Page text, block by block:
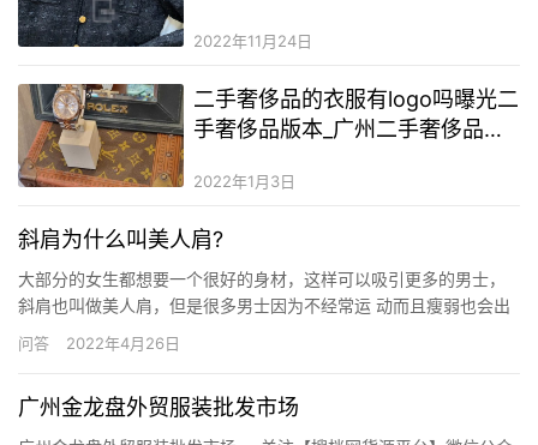
2022年11月24日
二手奢侈品的衣服有logo吗曝光二
手奢侈品版本_广州二手奢侈品服
2022年1月3日
斜肩为什么叫美人肩?
大部分的女生都想要一个很好的身材，这样可以吸引更多的男士，
斜肩也叫做美人肩，但是很多男士因为不经常运 动而且瘦弱也会出
现斜肩，肩部是可以通过锻炼出来的。 023.jpg (78.2 KB, 下载次
数: 0) 下载附件 2021-12-30 17:25 上传 斜肩为什么叫美人肩 美人
问答 2022年4月26日
广州金龙盘外贸服装批发市场